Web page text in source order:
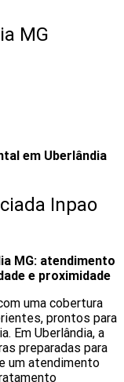
MG
em Uberlândia
Inpao
MG: atendimento
e proximidade
uma cobertura
prontos para
Em Uberlândia, a
preparadas para
um atendimento